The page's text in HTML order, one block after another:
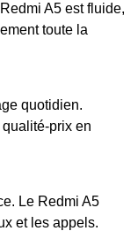
A5 est fluide,
toute la
quotidien.
prix en
Le Redmi A5
et les appels.